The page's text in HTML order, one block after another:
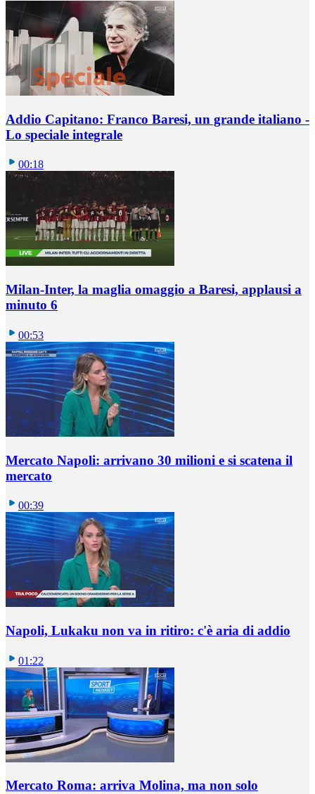
Addio Capitano: Franco Baresi, un grande italiano -
Lo speciale integrale
00:18
Milan-Inter, la maglia omaggio a Baresi, applausi a
minuto 6
00:53
Mercato Napoli: arrivano 30 milioni e si scatena il
mercato
00:39
Napoli, Lukaku non va in ritiro: c'è aria di addio
01:22
Mercato Roma: arriva Molina, ma non solo